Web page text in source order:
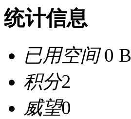
统计信息
已用空间0 B
积分2
威望0